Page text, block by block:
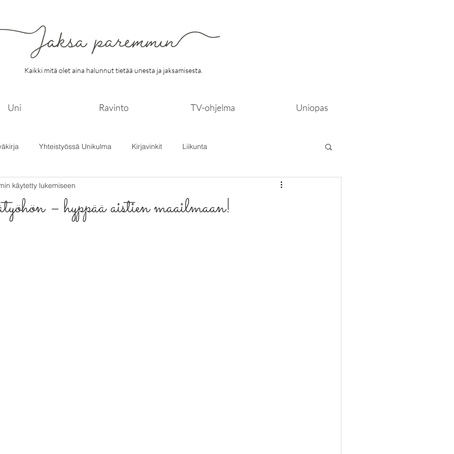
Kaikki mitä olet aina halunnut tietää unesta ja jaksamisesta.
Uni Ravinto TV-ohjelma Uniopas
Yhteistyössä Unikulma Kirjavinkit Liikunta
– hyppää aistien maailmaan!
käytetty lukemiseen